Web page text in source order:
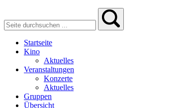
Startseite
Kino
Aktuelles
Veranstaltungen
Konzerte
Aktuelles
Gruppen
Übersicht